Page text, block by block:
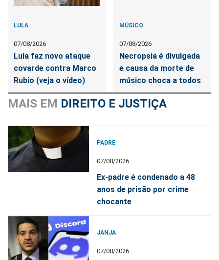
LULA
07/08/2026
Lula faz novo ataque
covarde contra Marco
Rubio (veja o vídeo)
MÚSICO
07/08/2026
Necropsia é divulgada
e causa da morte de
músico choca a todos
MAIS EM DIREITO E JUSTIÇA
PADRE
07/08/2026
Ex-padre é condenado a 48
anos de prisão por crime
chocante
JANJA
07/08/2026